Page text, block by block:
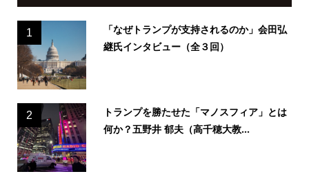
1
「なぜトランプが支持されるのか」会田弘
継氏インタビュー（全３回）
2
トランプを勝たせた「マノスフィア」とは
何か？五野井 郁夫（高千穂大教...